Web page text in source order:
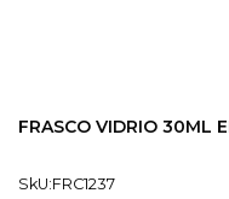
FRASCO VIDRIO 30ML
SkU:FRC1237